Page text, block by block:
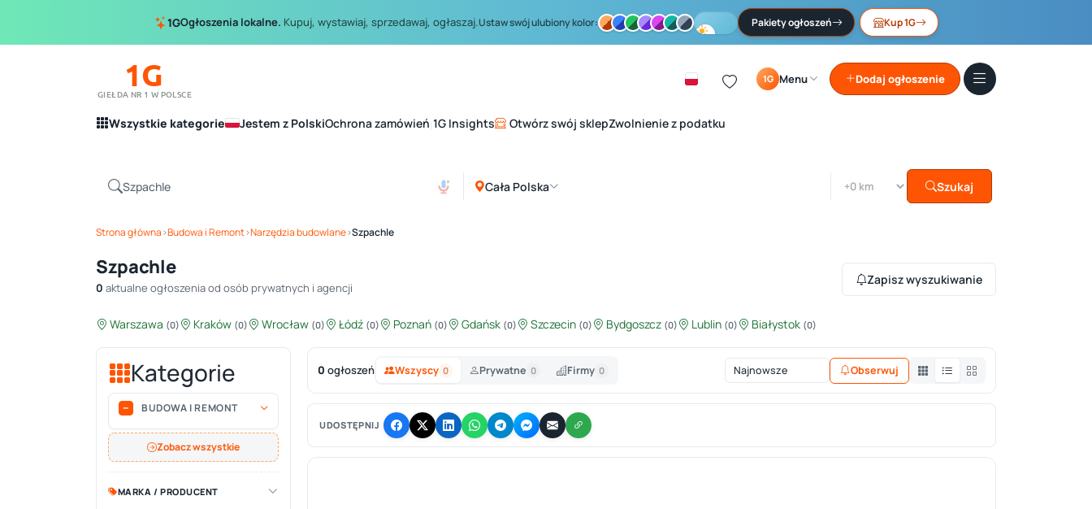
1GOgłoszenia lokalne. Kupuj, wystawiaj, sprzedawaj, ogłaszaj.Ustaw swój ulubiony kolor: Pakiety ogłoszeń Kup 1G
1G
GIEŁDA NR 1 W POLSCE
1G Menu Dodaj ogłoszenie
Wszystkie kategorie Jestem z PolskiOchrona zamówień 1G Insights Otwórz swój sklepZwolnienie z podatku
Cała Polska Szukaj
Strona główna›Budowa i Remont›Narzędzia budowlane›Szpachle
Szpachle
0 aktualne ogłoszenia od osób prywatnych i agencji
Zapisz wyszukiwanie
Warszawa (0) Kraków (0) Wrocław (0) Łódź (0) Poznań (0) Gdańsk (0) Szczecin (0) Bydgoszcz (0) Lublin (0) Białystok (0)
Kategorie
BUDOWA I REMONT
Zobacz wszystkie
MARKA / PRODUCENT
0 ogłoszeń Wszyscy 0 Prywatne 0 Firmy 0 Obserwuj
UDOSTĘPNIJ